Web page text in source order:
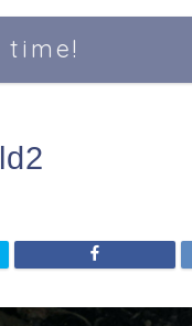
time!